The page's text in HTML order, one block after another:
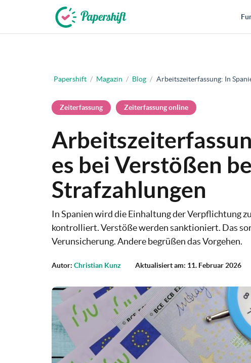
Papershift / Magazin / Blog / Arbeitszeiterfassung: In
Zeiterfassung Zeiterfassung online
es bei Verstößen
Strafzahlungen
In Spanien wird die Einhaltung der Verpflichtung
kontrolliert. Verstöße werden sanktioniert. Das
Verunsicherung. Andere begrüßen das Vorgehen.
Autor: Christian Kunz Aktualisiert am: 11. Februar 2026